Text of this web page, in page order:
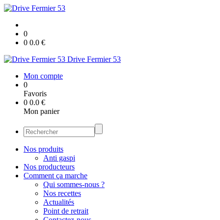
0
0 0.0 €
Drive Fermier 53
Mon compte
0
Favoris
0 0.0 €
Mon panier
Nos produits
Anti gaspi
Nos producteurs
Comment ça marche
Qui sommes-nous ?
Nos recettes
Actualités
Point de retrait